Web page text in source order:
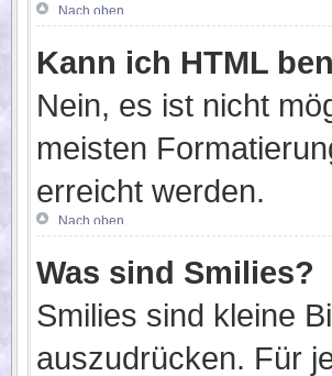
Nach oben
Kann ich HTML
Nein, es ist nicht
meisten
erreicht werden.
Nach oben
Was sind Smilies?
Smilies sind kleine
auszudrücken. Für